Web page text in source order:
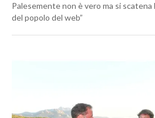
Palesemente non è vero ma si scatena
del popolo del web”